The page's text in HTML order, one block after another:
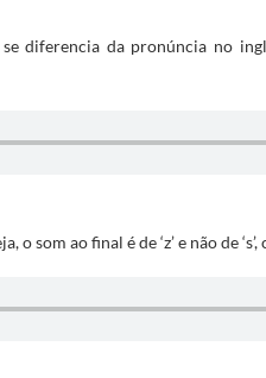
diferencia da pronúncia no
o som ao final é de ‘z’ e não de